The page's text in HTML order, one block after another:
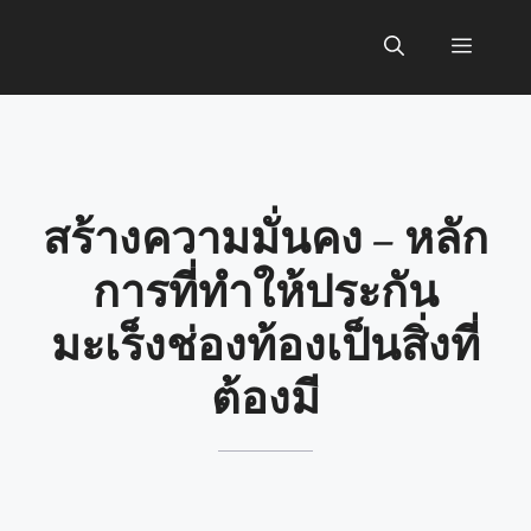
Menu
สร้างความมั่นคง – หลัก
การที่ทำให้ประกัน
มะเร็งช่องท้องเป็นสิ่งที่
ต้องมี